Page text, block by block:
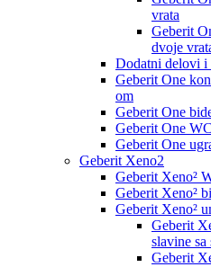
vrata
Geberit
dvoje
Dodatni delovi i
Geberit One
om
Geberit One
Geberit One
Geberit One
Geberit Xeno2
Geberit Xeno²
Geberit Xeno²
Geberit Xeno²
Geberit
slavine sa
Geberit